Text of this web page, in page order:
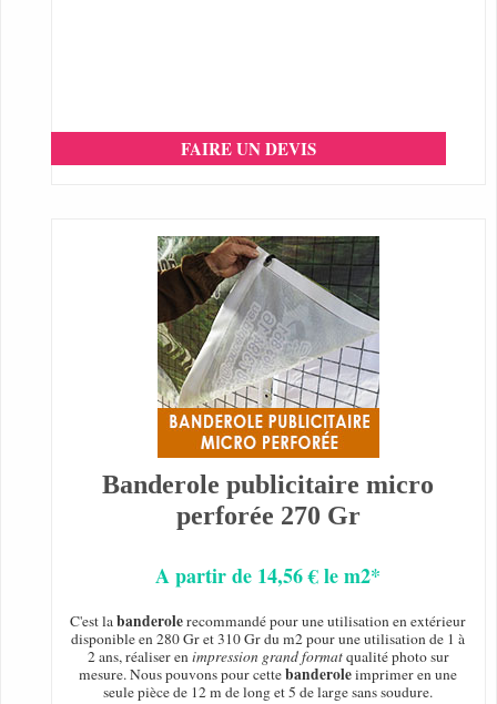
FAIRE UN DEVIS
Banderole publicitaire micro
perforée 270 Gr
A partir de 14,56 € le m2*
C'est labanderolerecommandé pour une utilisation en extérieur
disponible en 280 Gr et 310 Gr du m2 pour une utilisation de 1 à
2 ans, réaliser enimpression grand formatqualité photo sur
mesure. Nous pouvons pour cettebanderoleimprimer en une
seule pièce de 12 m de long et 5 de large sans soudure.